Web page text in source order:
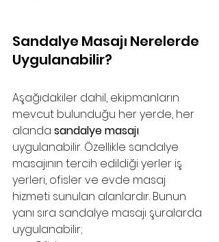
Sandalye Masajı Nerelerde
Uygulanabilir?
Aşağıdakiler dahil, ekipmanların
mevcut bulunduğu her yerde, her
alanda sandalye masajı
uygulanabilir. Özellikle sandalye
masajının tercih edildiği yerler iş
yerleri, ofisler ve evde masaj
hizmeti sunulan alanlardır. Bunun
yanı sıra sandalye masajı şuralarda
uygulanabilir;